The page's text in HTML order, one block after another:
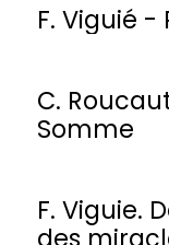
F. Viguié
C.
Somme
F. Viguie.